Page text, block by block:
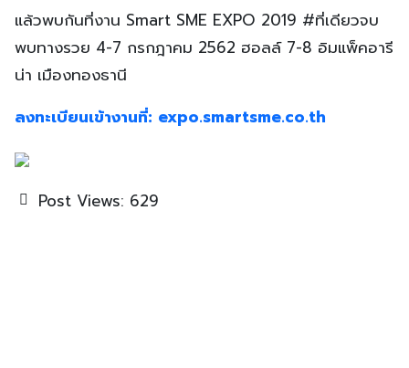
แล้วพบกันที่งาน Smart SME EXPO 2019 #ที่เดียวจบ
พบทางรวย 4-7 กรกฎาคม 2562 ฮอลล์ 7-8 อิมแพ็คอารี
น่า เมืองทองธานี
ลงทะเบียนเข้างานที่: expo.smartsme.co.th
Post Views: 629